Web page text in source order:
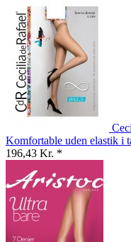
Komfortable uden elastik i
196,43 Kr. *